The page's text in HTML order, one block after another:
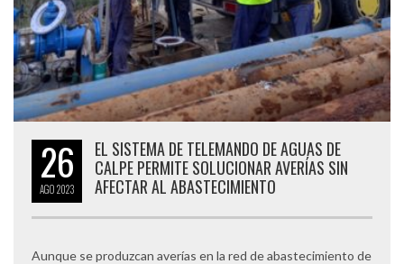
26
AGO2023
EL SISTEMA DE TELEMANDO DE AGUAS DE
CALPE PERMITE SOLUCIONAR AVERÍAS SIN
AFECTAR AL ABASTECIMIENTO
Aunque se produzcan averías en la red de abastecimiento de